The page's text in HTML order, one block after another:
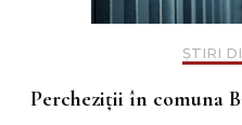
ȘTIRI
Percheziții în comuna